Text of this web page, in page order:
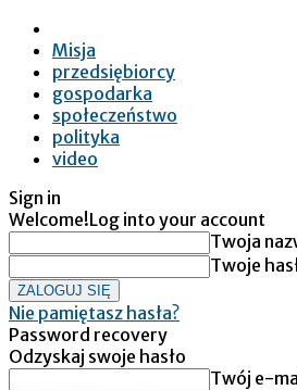
Misja
przedsiębiorcy
gospodarka
społeczeństwo
polityka
video
Sign in
Welcome!Log into your account
Twoja
Twoje
Nie pamiętasz hasła?
Password recovery
Odzyskaj swoje hasło
Twój e-